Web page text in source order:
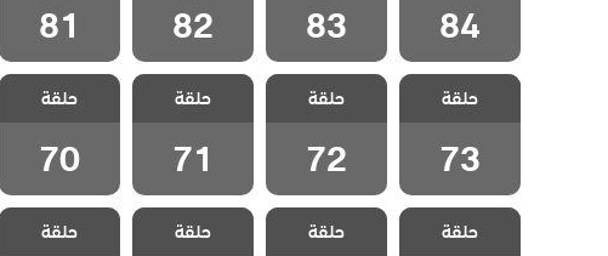
84
83
82
81
مسلسل مد وجزر
2 مدبلج الحلقة
73
حلقة
73
مسلسل مد وجزر
2 مدبلج الحلقة
72
حلقة
72
مسلسل مد وجزر
2 مدبلج الحلقة
71
حلقة
71
مسلسل مد وجزر
2 مدبلج الحلقة
70
حلقة
70
مسلسل مد وجزر
2 مدبلج الحلقة
حلقة
مسلسل مد وجزر
2 مدبلج الحلقة
حلقة
مسلسل مد وجزر
2 مدبلج الحلقة
حلقة
مسلسل مد وجزر
2 مدبلج الحلقة
حلقة